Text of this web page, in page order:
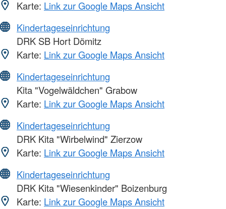
Karte: Link zur Google Maps Ansicht
Kindertageseinrichtung
DRK SB Hort Dömitz
Karte: Link zur Google Maps Ansicht
Kindertageseinrichtung
Kita "Vogelwäldchen" Grabow
Karte: Link zur Google Maps Ansicht
Kindertageseinrichtung
DRK Kita "Wirbelwind" Zierzow
Karte: Link zur Google Maps Ansicht
Kindertageseinrichtung
DRK Kita "Wiesenkinder" Boizenburg
Karte: Link zur Google Maps Ansicht